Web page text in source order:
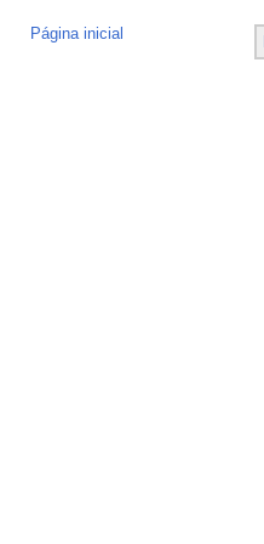
Página inicial